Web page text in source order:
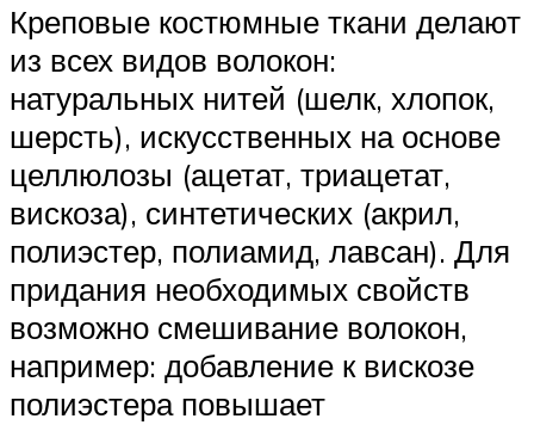
Креповые костюмные ткани делают
из всех видов волокон:
натуральных нитей (шелк, хлопок,
шерсть), искусственных на основе
целлюлозы (ацетат, триацетат,
вискоза), синтетических (акрил,
полиэстер, полиамид, лавсан). Для
придания необходимых свойств
возможно смешивание волокон,
например: добавление к вискозе
полиэстера повышает